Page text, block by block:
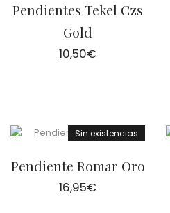
Pendientes Tekel Czs
Gold
10,50€
Sin existencias
Pendiente Romar Oro
16,95€